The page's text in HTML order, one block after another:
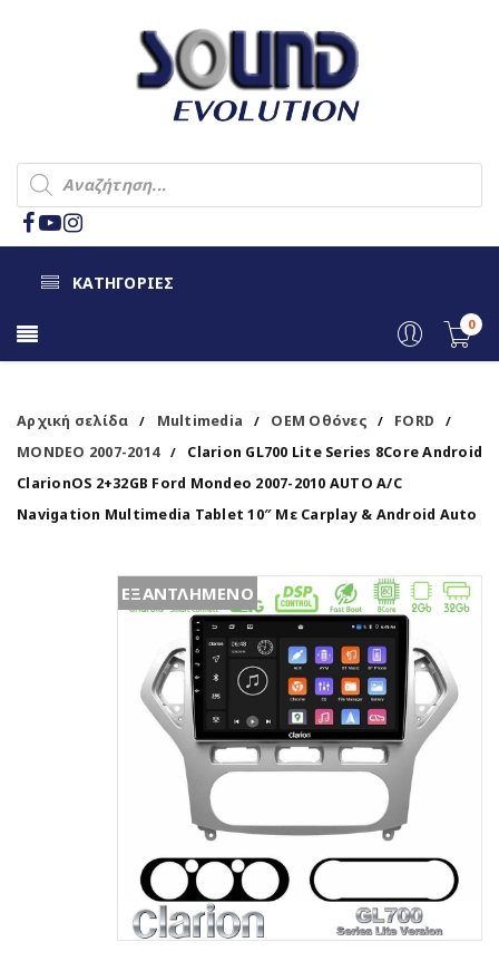
ΚΑΤΗΓΟΡΙΕΣ
0
Αρχική σελίδα / Multimedia / OEM Οθόνες / FORD /
MONDEO 2007-2014 /
Clarion GL700 Lite Series 8Core Android
ClarionOS 2+32GB Ford Mondeo 2007-2010 AUTO A/C
Navigation Multimedia Tablet 10″ Με Carplay & Android Auto
ΕΞΑΝΤΛΗΜΕΝΟ